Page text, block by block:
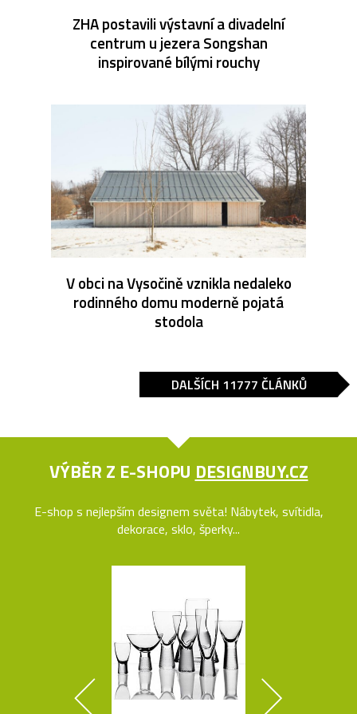
ZHA postavili výstavní a divadelní
centrum u jezera Songshan
inspirované bílými rouchy
V obci na Vysočině vznikla nedaleko
rodinného domu moderně pojatá
stodola
DALŠÍCH 11777 ČLÁNKŮ
VÝBĚR Z E-SHOPU DESIGNBUY.CZ
E-shop s nejlepším designem světa! Nábytek, svítidla,
dekorace, sklo, šperky...